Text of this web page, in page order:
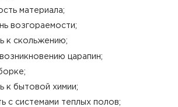
материала;
возгораемости;
к скольжению;
царапин;
к бытовой химии;
с системами теплых полов;